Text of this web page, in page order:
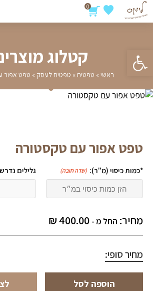
פתח סרגל נגישות
0
קטלוג
ראשי » טפטים » טפטים לעסק » טפט אפור
טפט אפור עם טקסטורה
*כמות כיסוי (מ"ר): (שדה חובה) גלילים
מחיר: החל מ - 400.00
₪
מחיר סופי:
הוספה לסל